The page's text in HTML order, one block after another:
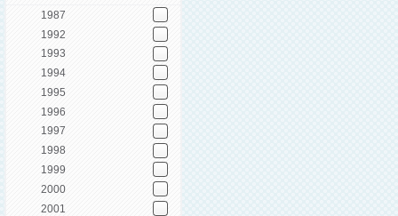
1987
1992
1993
1994
1995
1996
1997
1998
1999
2000
2001